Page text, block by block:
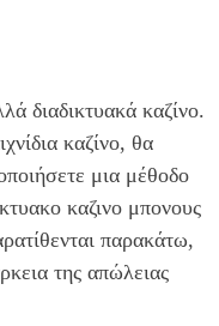
διαδικτυακά καζίνο.
καζίνο, θα
μια μέθοδο
καζινο μπονους
παρακάτω,
της απώλειας